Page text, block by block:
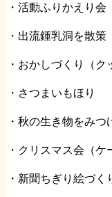
・活動ふりかえり会
・出流鍾乳洞を散策
・おかしづくり（ク
・さつまいもほり
・秋の生き物をみつ
・クリスマス会（ケ
・新聞ちぎり絵づく